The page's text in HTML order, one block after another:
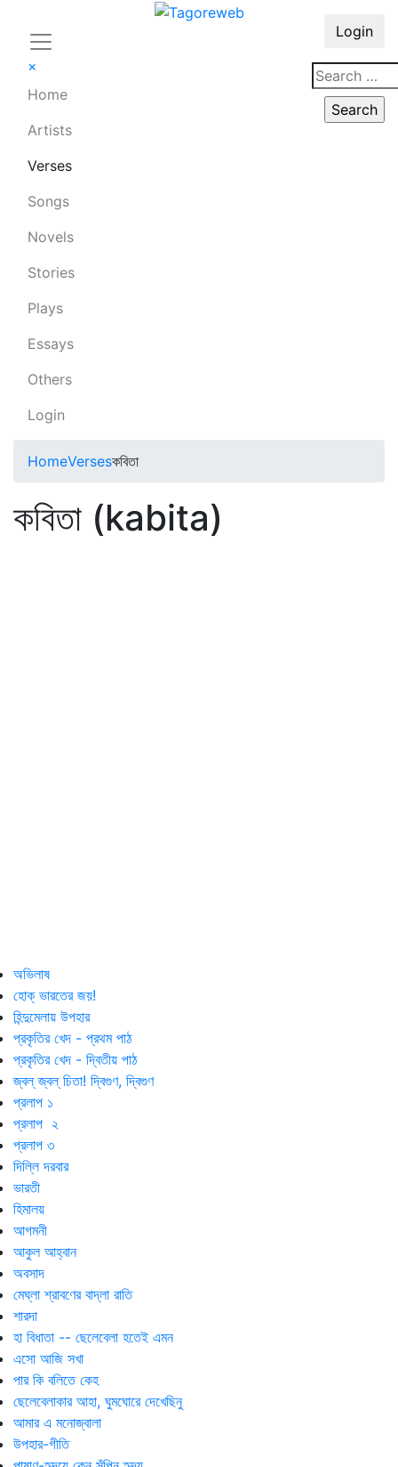
×
Home
Artists
Verses
Songs
Novels
Stories
Plays
Essays
Others
Login
Login
HomeVersesকবিতা
কবিতা (kabita)
অভিলাষ
হোক্‌ ভারতের জয়!
হিন্দুমেলায় উপহার
প্রকৃতির খেদ - প্রথম পাঠ
প্রকৃতির খেদ - দ্বিতীয় পাঠ
জ্বল্‌ জ্বল্‌ চিতা! দ্বিগুণ, দ্বিগুণ
প্রলাপ ১
প্রলাপ ২
প্রলাপ ৩
দিল্লি দরবার
ভারতী
হিমালয়
আগমনী
আকুল আহ্বান
অবসাদ
মেঘ্‌লা শ্রাবণের বাদ্‌লা রাতি
শারদা
হা বিধাতা -- ছেলেবেলা হতেই এমন
এসো আজি সখা
পার কি বলিতে কেহ
ছেলেবেলাকার আহা, ঘুমঘোরে দেখেছিনু
আমার এ মনোজ্বালা
উপহার-গীতি